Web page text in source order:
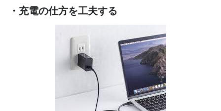
・充電の仕方を工夫する